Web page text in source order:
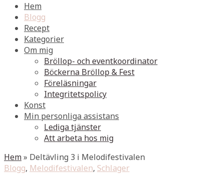
Hem
Blogg
Recept
Kategorier
Om mig
Bröllop- och eventkoordinator
Böckerna Bröllop & Fest
Föreläsningar
Integritetspolicy
Konst
Min personliga assistans
Lediga tjänster
Att arbeta hos mig
Hem» Deltävling 3 i Melodifestivalen
Blogg, Melodifestivalen, Schlager